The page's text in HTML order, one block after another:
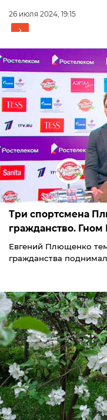
26 июля 2024, 19:15
Три спортсмена
гражданство.
Евгений Плющенко
гражданства